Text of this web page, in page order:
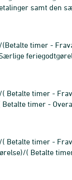
samt den
(Betalte timer -
( Betalte timer -
timer -
( Betalte timer -
( Betalte